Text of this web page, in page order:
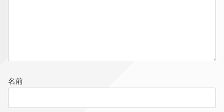
名前